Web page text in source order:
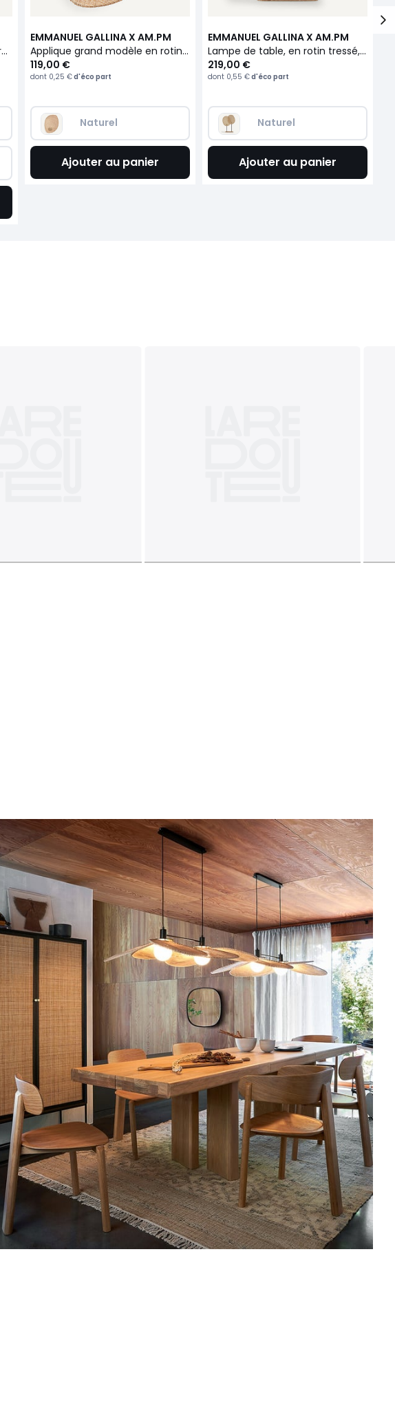
Suspension grand modèle, en rotin tressé, CANOPÉE
EMMANUEL GALLINA X AM.PM
Applique grand modèle en rotin tressé, CANOPÉE
119,00 €
dont 0,25 €d'éco part
Naturel
Ajouter au panier
EMMANUEL GALLINA X AM.PM
Lampe de table, en rotin tressé, CANOPÉE
219,00 €
dont 0,55 €d'éco part
Naturel
Ajouter au panier